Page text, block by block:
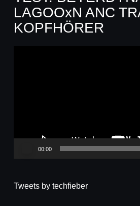
LAGOOxN ANC
KOPFHÖRER
00:00
Tweets by techfieber